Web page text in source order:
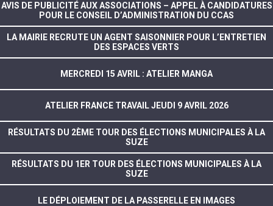
AVIS DE PUBLICITÉ AUX ASSOCIATIONS – APPEL À CANDIDATURES
POUR LE CONSEIL D’ADMINISTRATION DU CCAS
LA MAIRIE RECRUTE UN AGENT SAISONNIER POUR L’ENTRETIEN
DES ESPACES VERTS
MERCREDI 15 AVRIL : ATELIER MANGA
ATELIER FRANCE TRAVAIL JEUDI 9 AVRIL 2026
RÉSULTATS DU 2ÈME TOUR DES ÉLECTIONS MUNICIPALES À LA
SUZE
RÉSULTATS DU 1ER TOUR DES ÉLECTIONS MUNICIPALES À LA
SUZE
LE DÉPLOIEMENT DE LA PASSERELLE EN IMAGES